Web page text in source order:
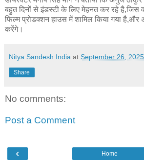
बहुत दिनों से इंडस्टी के लिए मेहनत कर रहे
फिल्म प्रोडक्शन हाउस में शामिल किया गया है,और
करेंगे।
Nitya Sandesh India at September 26, 2025
Share
No comments:
Post a Comment
‹ Home